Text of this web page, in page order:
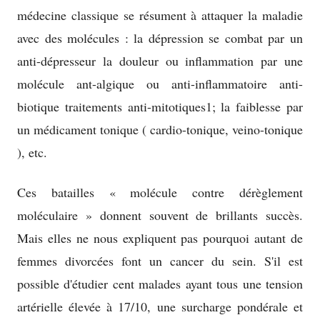
médecine classique se résument à attaquer la maladie
avec des molécules : la dépression se combat par un
anti-dépresseur la douleur ou inflammation par une
molécule ant-algique ou anti-inflammatoire anti-
biotique traitements anti-mitotiques1; la faiblesse par
un médicament tonique ( cardio-tonique, veino-tonique
), etc.
Ces batailles « molécule contre dérèglement
moléculaire » donnent souvent de brillants succès.
Mais elles ne nous expliquent pas pourquoi autant de
femmes divorcées font un cancer du sein. S'il est
possible d'étudier cent malades ayant tous une tension
artérielle élevée à 17/10, une surcharge pondérale et